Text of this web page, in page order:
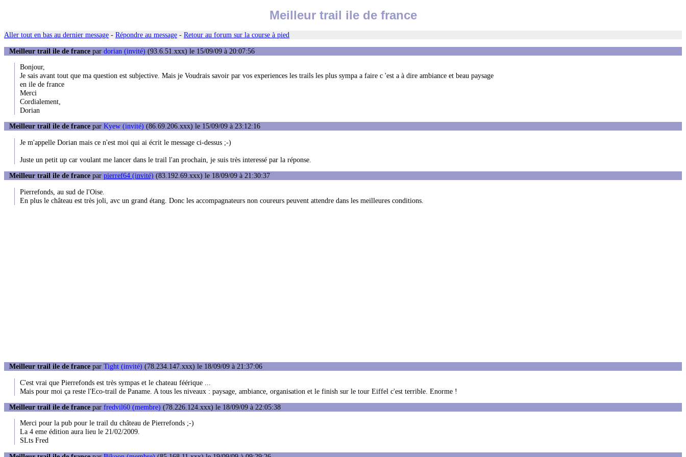
Meilleur trail ile de france
Aller tout en bas au dernier message - Répondre au message - Retour au forum sur la course à pied
Meilleur trail ile de france par dorian (invité) (93.6.51.xxx) le 15/09/09 à 20:07:56
Bonjour,
Je sais avant tout que ma question est subjective. Mais je Voudrais savoir par vos experiences les trails les plus sympa a faire c 'est a à dire ambiance et beau paysage
en ile de france
Merci
Cordialement,
Dorian
Meilleur trail ile de france par Kyew (invité) (86.69.206.xxx) le 15/09/09 à 23:12:16
Je m'appelle Dorian mais ce n'est moi qui ai écrit le message ci-dessus ;-)
Juste un petit up car voulant me lancer dans le trail l'an prochain, je suis très interessé par la réponse.
Meilleur trail ile de france par pierref64 (invité) (83.192.69.xxx) le 18/09/09 à 21:30:37
Pierrefonds, au sud de l'Oise.
En plus le château est très joli, avc un grand étang. Donc les accompagnateurs non coureurs peuvent attendre dans les meilleures conditions.
Meilleur trail ile de france par Tight (invité) (78.234.147.xxx) le 18/09/09 à 21:37:06
C'est vrai que Pierrefonds est très sympas et le chateau féérique ...
Mais pour moi ça reste l'Eco-trail de Paname. A tous les niveaux : paysage, ambiance, organisation et le finish sur le tour Eiffel c'est terrible. Enorme !
Meilleur trail ile de france par fredvil60 (membre) (78.226.124.xxx) le 18/09/09 à 22:05:38
Merci pour la pub pour le trail du château de Pierrefonds ;-)
La 4 eme édition aura lieu le 21/02/2009.
SLts Fred